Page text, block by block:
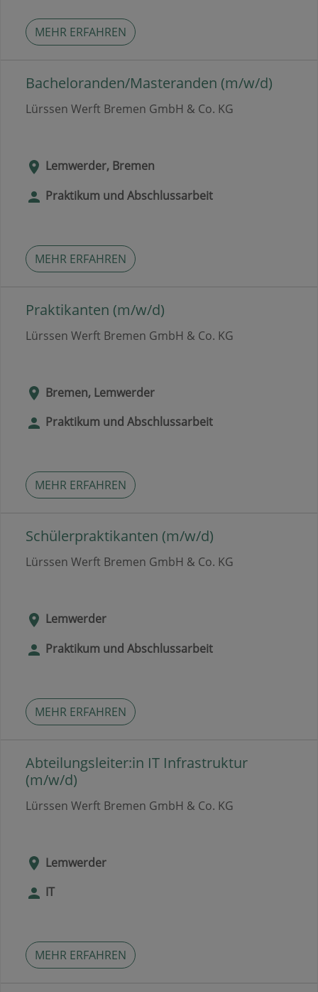
MEHR ERFAHREN
Bacheloranden/Masteranden (m/w/d)
Lürssen Werft Bremen GmbH & Co. KG
Lemwerder, Bremen
Praktikum und Abschlussarbeit
MEHR ERFAHREN
Praktikanten (m/w/d)
Lürssen Werft Bremen GmbH & Co. KG
Bremen, Lemwerder
Praktikum und Abschlussarbeit
MEHR ERFAHREN
Schülerpraktikanten (m/w/d)
Lürssen Werft Bremen GmbH & Co. KG
Lemwerder
Praktikum und Abschlussarbeit
MEHR ERFAHREN
Abteilungsleiter:in IT Infrastruktur
(m/w/d)
Lürssen Werft Bremen GmbH & Co. KG
Lemwerder
IT
MEHR ERFAHREN